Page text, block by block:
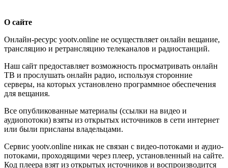
О сайте
Онлайн-ресурс yootv.online не осуществляет онлайн вещание,
трансляцию и ретрансляцию телеканалов и радиостанций.
Наш сайт предоставляет возможность просматривать онлайн
ТВ и прослушать онлайн радио, используя сторонние
серверы, на которых установлено программное обеспечения
для вещания.
Все опубликованные материалы (ссылки на видео и
аудиопотоки) взяты из открытых источников в сети интернет
или были присланы владельцами.
Сервис yootv.online никак не связан с видео-потоками и аудио-
потоками, проходящими через плеер, установленный на сайте.
Код плеера взят из открытых источников и воспроизводится